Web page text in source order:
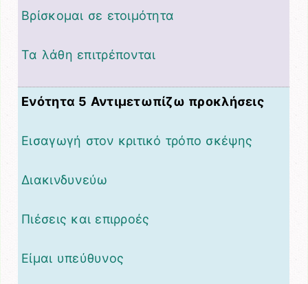
Βρίσκομαι σε ετοιμότητα
Τα λάθη επιτρέπονται
Ενότητα 5 Αντιμετωπίζω προκλήσεις
Εισαγωγή στον κριτικό τρόπο σκέψης
Διακινδυνεύω
Πιέσεις και επιρροές
Είμαι υπεύθυνος